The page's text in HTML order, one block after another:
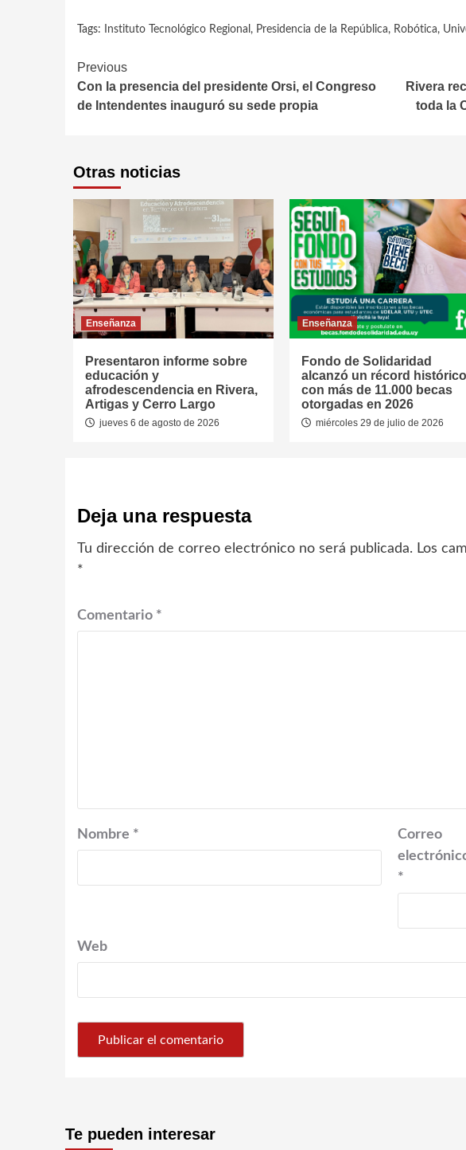
Tags: Instituto Tecnológico Regional , Presidencia de la República, Robótica,
Continue
Reading
Previous
Con la presencia del presidente Orsi, el Congreso
de Intendentes inauguró su sede propia
Rivera
toda la
Otras noticias
Enseñanza
Presentaron informe sobre
educación y
afrodescendencia en Rivera,
Artigas y Cerro Largo
jueves 6 de agosto de 2026
Enseñanza
Fondo de Solidaridad
alcanzó un récord histórico
con más de 11.000 becas
otorgadas en 2026
miércoles 29 de julio de 2026
Deja una respuesta
Tu dirección de correo electrónico no será publicada. Los
*
Comentario *
Nombre *
Correo
*
Web
Te pueden interesar